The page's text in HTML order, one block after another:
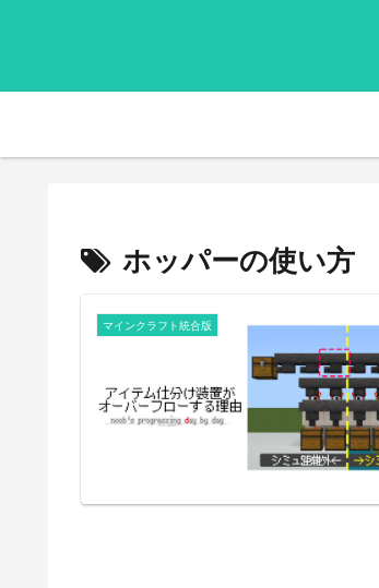
ホッパーの使い方
マインクラフト統合版